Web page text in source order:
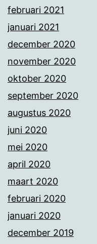
februari 2021
januari 2021
december 2020
november 2020
oktober 2020
september 2020
augustus 2020
juni 2020
mei 2020
april 2020
maart 2020
februari 2020
januari 2020
december 2019